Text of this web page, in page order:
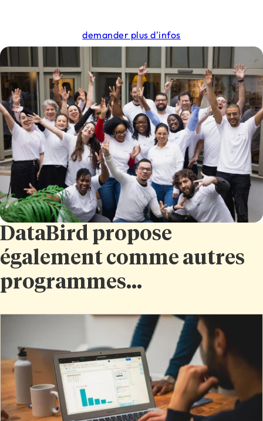
demander plus d'infos
DataBird propose
également comme autres
programmes...